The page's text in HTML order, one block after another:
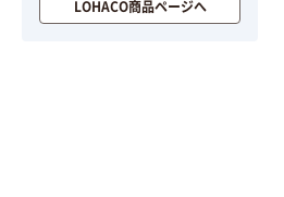
LOHACO商品ページへ